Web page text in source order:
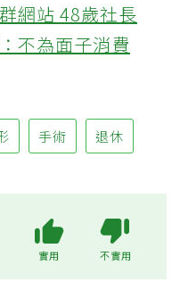
網站 48歲社長
不為面子消費
手術 退休
實用 不實用